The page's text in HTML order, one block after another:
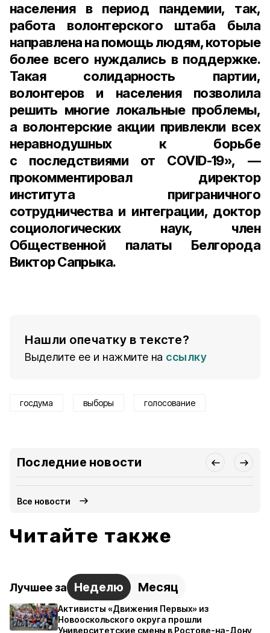
населения в период пандемии, так,
работа волонтерского штаба была
направлена на помощь людям, которые
более всего нуждались в поддержке.
Такая солидарность партии,
волонтеров и населения позволила
решить многие локальные проблемы,
а волонтерские акции привлекли всех
неравнодушных к борьбе
с последствиями от COVID-19», —
прокомментировалдиректор
института приграничного
сотрудничества и интеграции, доктор
социологических наук, член
Общественной палаты Белгорода
Виктор Сапрыка.
Нашли опечатку в тексте?
Выделите ее и нажмите на ссылку
госдума выборы голосование
Последние новости
Все новости
Читайте также
Лучшее за Неделю Месяц
Активисты «Движения Первых» из
Новооскольского округа прошли
Университетские смены в Ростове-на-Дону